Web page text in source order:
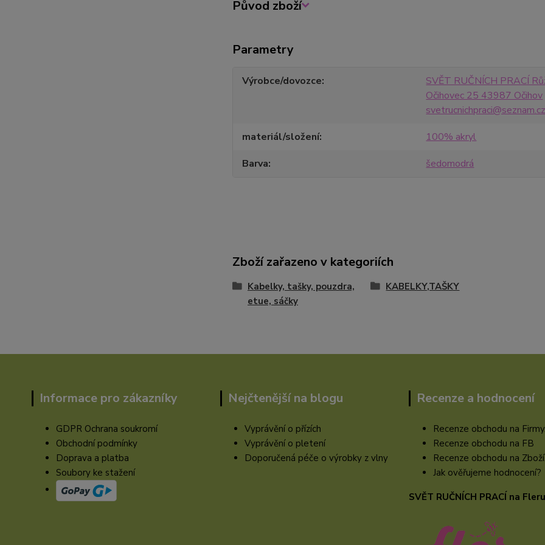
Původ zboží
Parametry
Výrobce/dovozce
SVĚT RUČNÍCH PRACÍ
Očihovec 25 43987 Očihov
svetrucnichpraci@seznam.cz
materiál/složení
100% akryl
Barva
šedomodrá
Zboží zařazeno v kategoriích
Kabelky, tašky, pouzdra,
etue, sáčky
KABELKY,TAŠKY
Informace pro zákazníky
GDPR Ochrana soukromí
Obchodní podmínky
Doprava a platba
Soubory ke stažení
Nejčtenější na blogu
Vyprávění o přízích
Vyprávění o pletení
Doporučená péče o výrobky z vlny
Recenze a hodnocení
Recenze obchodu na
Recenze obchodu na FB
Recenze obchodu na
Jak ověřujeme hodnocení?
SVĚT RUČNÍCH PRACÍ na Fleru